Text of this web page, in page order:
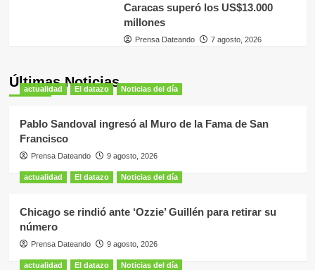
Caracas superó los US$13.000
millones
Prensa Dateando 7 agosto, 2026
Últimas Noticias
actualidad El datazo Noticias del día
Pablo Sandoval ingresó al Muro de la Fama de San
Francisco
Prensa Dateando 9 agosto, 2026
actualidad El datazo Noticias del día
Chicago se rindió ante ‘Ozzie’ Guillén para retirar su
número
Prensa Dateando 9 agosto, 2026
actualidad El datazo Noticias del día